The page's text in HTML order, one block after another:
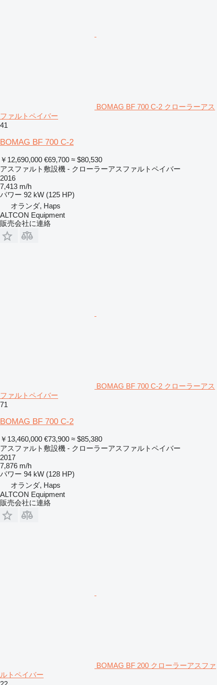
BOMAG BF 700 C-2 クローラーアス
ファルトペイバー
41
BOMAG BF 700 C-2
￥12,690,000 €69,700 ≈ $80,530
アスファルト敷設機 - クローラーアスファルトペイバー
2016
7,413 m/h
パワー 92 kW (125 HP)
オランダ, Haps
ALTCON Equipment
販売会社に連絡
BOMAG BF 700 C-2 クローラーアス
ファルトペイバー
71
BOMAG BF 700 C-2
￥13,460,000 €73,900 ≈ $85,380
アスファルト敷設機 - クローラーアスファルトペイバー
2017
7,876 m/h
パワー 94 kW (128 HP)
オランダ, Haps
ALTCON Equipment
販売会社に連絡
BOMAG BF 200 クローラーアスファ
ルトペイバー